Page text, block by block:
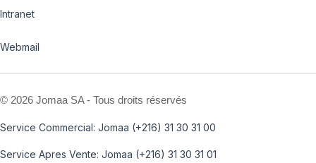
Intranet
Webmail
© 2026 Jomaa SA - Tous droits réservés
Service Commercial: Jomaa (+216) 31 30 31 00
Service Apres Vente: Jomaa (+216) 31 30 31 01